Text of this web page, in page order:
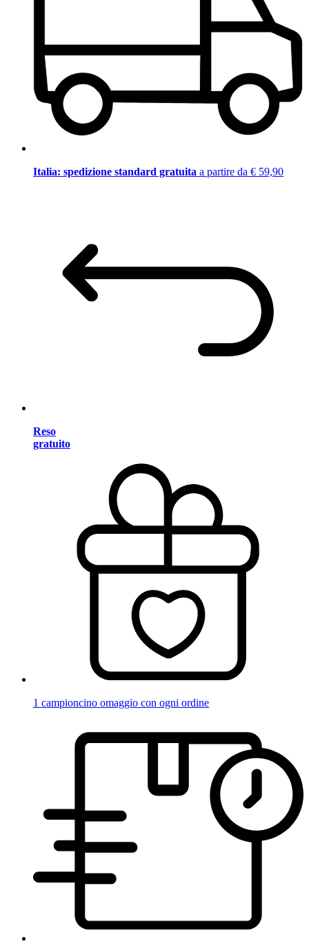
Italia: spedizione standard gratuita a partire da € 59,90
Reso
gratuito
1 campioncino omaggio con ogni ordine